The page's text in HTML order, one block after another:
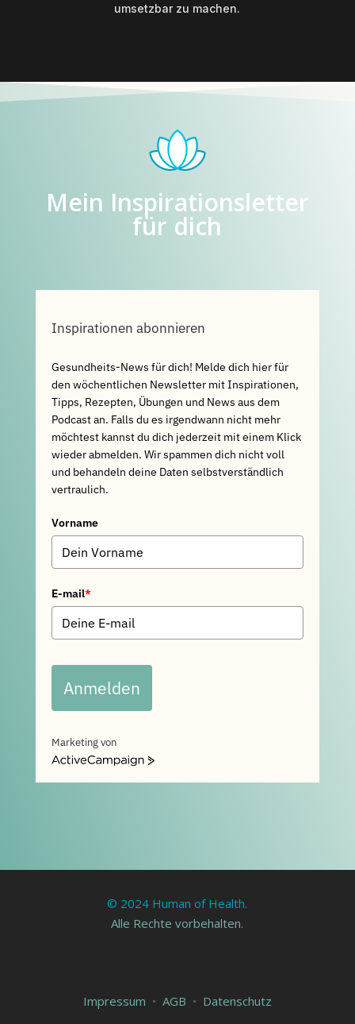
umsetzbar zu machen.
Mein Inspirationsletter
für dich
Inspirationen abonnieren
Gesundheits-News für dich! Melde dich hier für
den wöchentlichen Newsletter mit Inspirationen,
Tipps, Rezepten, Übungen und News aus dem
Podcast an. Falls du es irgendwann nicht mehr
möchtest kannst du dich jederzeit mit einem Klick
wieder abmelden. Wir spammen dich nicht voll
und behandeln deine Daten selbstverständlich
vertraulich.
Vorname
E-mail*
Anmelden
Marketing von
ActiveCampaign
© 2024 Human of Health.
Alle Rechte vorbehalten.
Impressum • AGB • Datenschutz